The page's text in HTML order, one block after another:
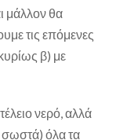
μάλλον θα
τις επόμενες
β) με
νερό, αλλά
σωστά) όλα τα